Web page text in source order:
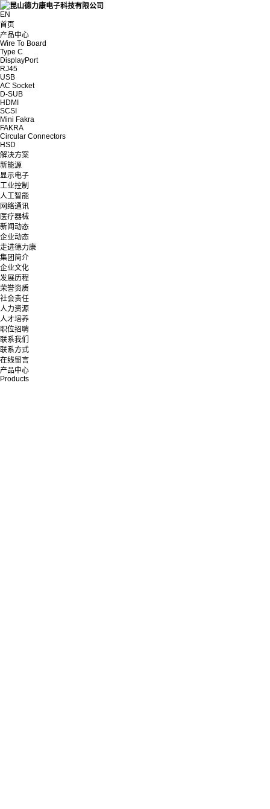
EN
首页
产品中心
Wire To Board
Type C
DisplayPort
RJ45
USB
AC Socket
D-SUB
HDMI
SCSI
Mini Fakra
FAKRA
Circular Connectors
HSD
解决方案
新能源
显示电子
工业控制
人工智能
网络通讯
医疗器械
新闻动态
企业动态
走进德力康
集团简介
企业文化
发展历程
荣誉资质
社会责任
人力资源
人才培养
职位招聘
联系我们
联系方式
在线留言
产品中心
Products